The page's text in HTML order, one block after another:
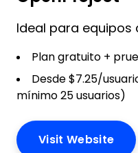
Ideal para equipos
Plan gratuito +
Desde $7.25/
mínimo 25 usuarios)
Visit Website